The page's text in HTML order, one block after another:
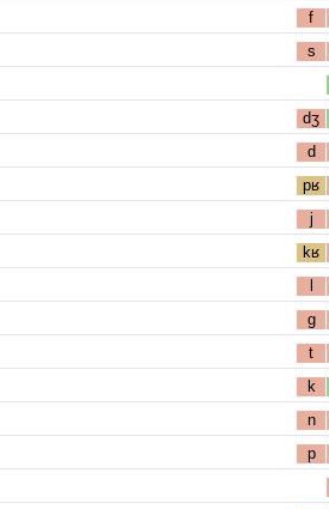
f
s
dʒ
d
pʁ
j
kʁ
l
g
t
k
n
p